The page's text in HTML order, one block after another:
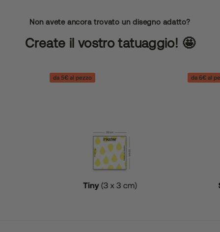
Non avete ancora trovato un disegno adatto?
Create il vostro tatuaggio! 🤩
da 5€ al pezzo da 6€ al